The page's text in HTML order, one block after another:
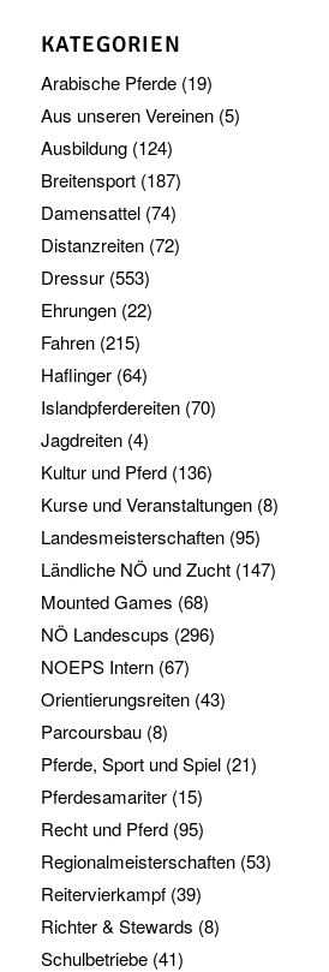
KATEGORIEN
Arabische Pferde(19)
Aus unseren Vereinen(5)
Ausbildung(124)
Breitensport(187)
Damensattel(74)
Distanzreiten(72)
Dressur(553)
Ehrungen(22)
Fahren(215)
Haflinger(64)
Islandpferdereiten(70)
Jagdreiten(4)
Kultur und Pferd(136)
Kurse und Veranstaltungen(8)
Landesmeisterschaften(95)
Ländliche NÖ und Zucht(147)
Mounted Games (68)
NÖ Landescups (296)
NOEPS Intern(67)
Orientierungsreiten(43)
Parcoursbau(8)
Pferde, Sport und Spiel(21)
Pferdesamariter(15)
Recht und Pferd(95)
Regionalmeisterschaften(53)
Reitervierkampf(39)
Richter & Stewards (8)
Schulbetriebe(41)